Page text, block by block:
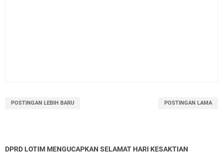
POSTINGAN LEBIH BARU POSTINGAN LAMA
DPRD LOTIM MENGUCAPKAN SELAMAT HARI KESAKTIAN